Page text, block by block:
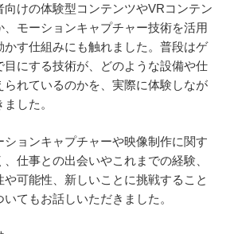
向けの体験型コンテンツやVRコンテン
、モーションキャプチャー技術を活用
かす仕組みにも触れました。普段はゲ
目にする技術が、どのような設備や仕
られているのかを、実際に体験しなが
した。
ョンキャプチャーや映像制作に関す
仕事との出会いやこれまでの経験、
や可能性、新しいことに挑戦すること
てもお話しいただきました。